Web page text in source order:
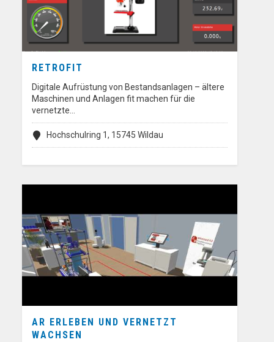
RETROFIT
Digitale Aufrüstung von Bestandsanlagen – ältere
Maschinen und Anlagen fit machen für die
vernetzte…
Hochschulring 1, 15745 Wildau
AR ERLEBEN UND VERNETZT
WACHSEN